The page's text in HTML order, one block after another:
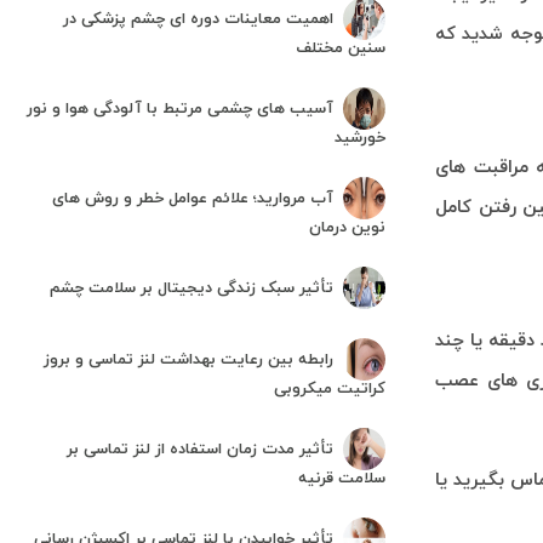
شدید که
مراقبت های
رفتن کامل
یا چند
های عصب
بگیرید یا
اهمیت معاینات دوره ای چشم پزشکی در
سنین مختلف
آسیب های چشمی مرتبط با آلودگی هوا و نور
خورشید
آب مروارید؛ علائم عوامل خطر و روش های
نوین درمان
تأثیر سبک زندگی دیجیتال بر سلامت چشم
رابطه بین رعایت بهداشت لنز تماسی و بروز
کراتیت میکروبی
تأثیر مدت زمان استفاده از لنز تماسی بر
سلامت قرنیه